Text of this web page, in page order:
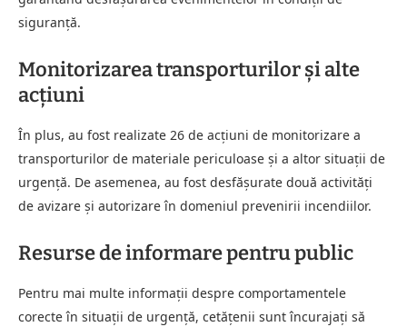
siguranță.
Monitorizarea transporturilor și alte
acțiuni
În plus, au fost realizate 26 de acțiuni de monitorizare a
transporturilor de materiale periculoase și a altor situații de
urgență. De asemenea, au fost desfășurate două activități
de avizare și autorizare în domeniul prevenirii incendiilor.
Resurse de informare pentru public
Pentru mai multe informații despre comportamentele
corecte în situații de urgență, cetățenii sunt încurajați să